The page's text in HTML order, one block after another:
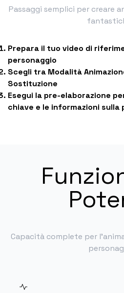
Passaggi semplici per creare
Prepara il tuo video di
personaggio
Scegli tra Modalità
Sostituzione
Esegui la pre-elaborazione
chiave e le informazioni sulla
Capacità complete per